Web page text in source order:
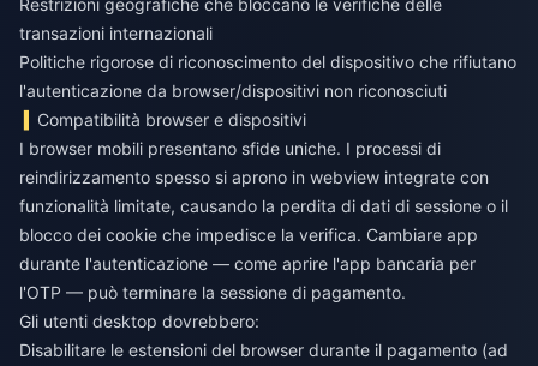
Restrizioni geografiche che bloccano le verifiche delle
transazioni internazionali
Politiche rigorose di riconoscimento del dispositivo che rifiutano
l'autenticazione da browser/dispositivi non riconosciuti
Compatibilità browser e dispositivi
I browser mobili presentano sfide uniche. I processi di
reindirizzamento spesso si aprono in webview integrate con
funzionalità limitate, causando la perdita di dati di sessione o il
blocco dei cookie che impedisce la verifica. Cambiare app
durante l'autenticazione — come aprire l'app bancaria per
l'OTP — può terminare la sessione di pagamento.
Gli utenti desktop dovrebbero:
Disabilitare le estensioni del browser durante il pagamento (ad